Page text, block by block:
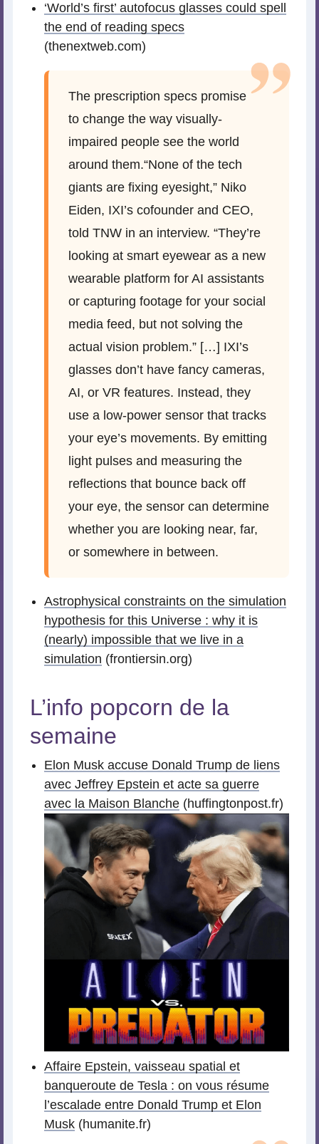
‘World’s first’ autofocus glasses could spell
the end of reading specs
(thenextweb.com)
The prescription specs promise
to change the way visually-
impaired people see the world
around them.“None of the tech
giants are fixing eyesight,” Niko
Eiden, IXI’s cofounder and CEO,
told TNW in an interview. “They’re
looking at smart eyewear as a new
wearable platform for AI assistants
or capturing footage for your social
media feed, but not solving the
actual vision problem.” […] IXI’s
glasses don’t have fancy cameras,
AI, or VR features. Instead, they
use a low-power sensor that tracks
your eye’s movements. By emitting
light pulses and measuring the
reflections that bounce back off
your eye, the sensor can determine
whether you are looking near, far,
or somewhere in between.
Astrophysical constraints on the simulation
hypothesis for this Universe : why it is
(nearly) impossible that we live in a
simulation (frontiersin.org)
L’info popcorn de la
semaine
Elon Musk accuse Donald Trump de liens
avec Jeffrey Epstein et acte sa guerre
avec la Maison Blanche (huffingtonpost.fr)
Affaire Epstein, vaisseau spatial et
banqueroute de Tesla : on vous résume
l’escalade entre Donald Trump et Elon
Musk (humanite.fr)